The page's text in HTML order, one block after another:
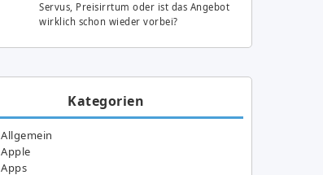
Servus, Preisirrtum oder ist das Angebot
wirklich schon wieder vorbei?
Kategorien
Allgemein
Apple
Apps